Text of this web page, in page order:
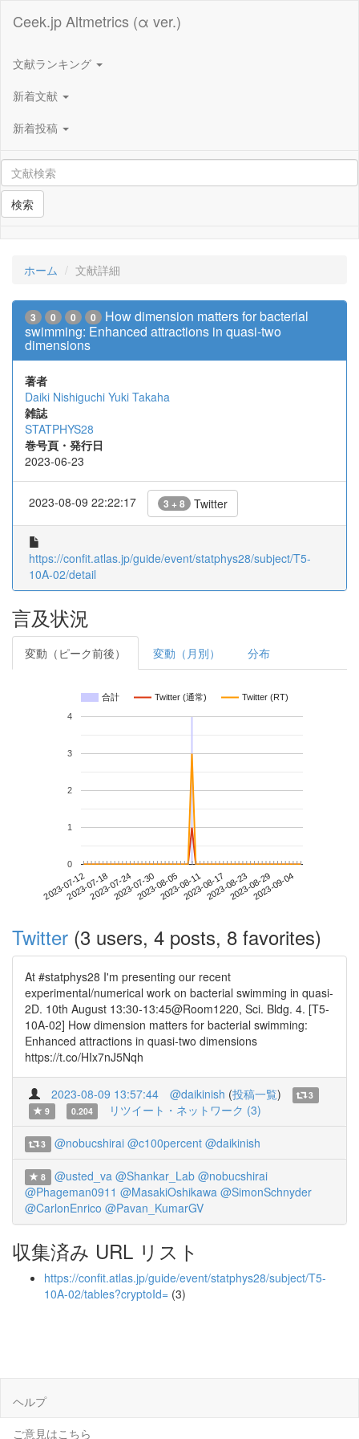
Ceek.jp Altmetrics (α ver.)
文献ランキング
新着文献
新着投稿
検索
ホーム 文献詳細
3 0 0 0
How dimension matters for bacterial
swimming: Enhanced attractions in quasi-two
dimensions
著者
Daiki Nishiguchi Yuki Takaha
雑誌
STATPHYS28
巻号頁・発行日
2023-06-23
2023-08-09 22:22:17 3 + 8 Twitter
https://confit.atlas.jp/guide/event/statphys28/subject/T5-
10A-02/detail
言及状況
変動（ピーク前後） 変動（月別） 分布
合計 Twitter (通常) Twitter (RT)
2023-07-122023-07-182023-07-242023-07-302023-08-052023-08-112023-08-172023-08-232023-08-292023-09-04
0
1
2
3
4
Twitter (3 users, 4 posts, 8 favorites)
At #statphys28 I'm presenting our recent
experimental/numerical work on bacterial swimming in quasi-
2D. 10th August 13:30-13:45@Room1220, Sci. Bldg. 4. [T5-
10A-02] How dimension matters for bacterial swimming:
Enhanced attractions in quasi-two dimensions
https://t.co/HIx7nJ5Nqh
2023-08-09 13:57:44 @daikinish (投稿一覧)
3
9
0.204 リツイート・ネットワーク (3)
3 @nobucshirai @c100percent @daikinish
8 @usted_va @Shankar_Lab @nobucshirai
@Phageman0911 @MasakiOshikawa @SimonSchnyder
@CarlonEnrico @Pavan_KumarGV
収集済み URL リスト
https://confit.atlas.jp/guide/event/statphys28/subject/T5-
10A-02/tables?cryptoId= (3)
ヘルプ
ご意見はこちら